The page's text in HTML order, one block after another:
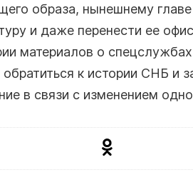
образа, нынешнему
и даже перенести ее
материалов о
к истории СНБ и
в связи с изменением